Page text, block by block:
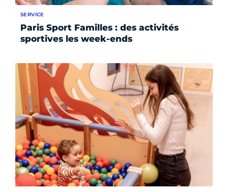
Paris Sport Familles : des activités
sportives les week-ends
SERVICE